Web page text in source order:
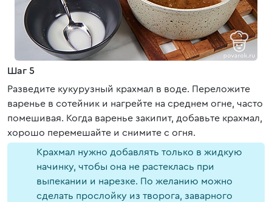
Шаг 5
Разведите кукурузный крахмал в воде. Переложите
варенье в сотейник и нагрейте на среднем огне, часто
помешивая. Когда варенье закипит, добавьте крахмал,
хорошо перемешайте и снимите с огня.
Крахмал нужно добавлять только в жидкую
начинку, чтобы она не растеклась при
выпекании и нарезке. По желанию можно
сделать прослойку из творога, заварного